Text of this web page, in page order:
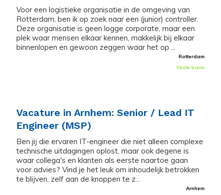
Voor een logistieke organisatie in de omgeving van
Rotterdam, ben ik op zoek naar een (junior) controller.
Deze organisatie is geen logge corporate, maar een
plek waar mensen elkaar kennen, makkelijk bij elkaar
binnenlopen en gewoon zeggen waar het op ...
Rotterdam
Vaste baan
Vacature in Arnhem: Senior / Lead IT
Engineer (MSP)
Ben jij die ervaren IT-engineer die niet alleen complexe
technische uitdagingen oplost, maar ook degene is
waar collega's en klanten als eerste naartoe gaan
voor advies? Vind je het leuk om inhoudelijk betrokken
te blijven, zelf aan de knoppen te z...
Arnhem